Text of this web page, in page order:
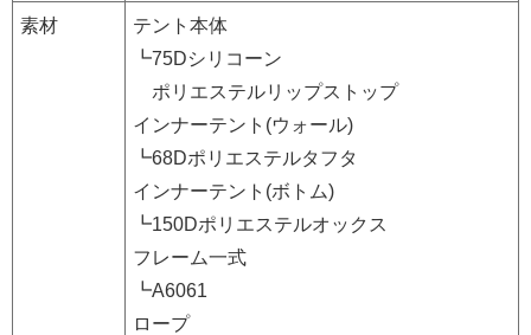
素材
テント本体
┗75Dシリコーン
ポリエステルリップストップ
インナーテント(ウォール)
┗68Dポリエステルタフタ
インナーテント(ボトム)
┗150Dポリエステルオックス
フレーム一式
┗A6061
ロープ